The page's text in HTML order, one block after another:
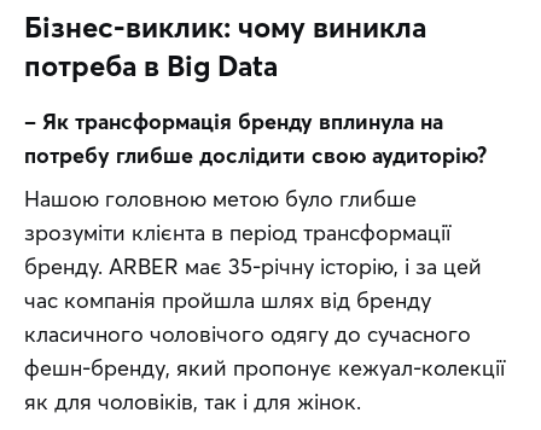
Бізнес-виклик: чому виникла
потреба в Big Data
– Як трансформація бренду вплинула на
потребу глибше дослідити свою аудиторію?
Нашою головною метою було глибше
зрозуміти клієнта в період трансформації
бренду. ARBER має 35-річну історію, і за цей
час компанія пройшла шлях від бренду
класичного чоловічого одягу до сучасного
фешн-бренду, який пропонує кежуал-колекції
як для чоловіків, так і для жінок.